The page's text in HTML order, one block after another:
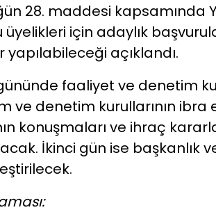
28. maddesi kapsamında
için adaylık
açıklandı.
faaliyet ve denetim
ve denetim kurullarının ibra
konuşmaları ve ihraç
İkinci gün ise başkanlık